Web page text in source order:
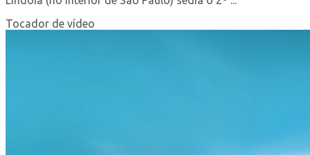
Tocador de vídeo